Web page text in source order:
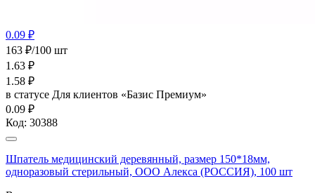
0.09 ₽
163 ₽/100 шт
1.63 ₽
1.58 ₽
в статусе Для клиентов «Базис Премиум»
0.09 ₽
Код: 30388
Шпатель медицинский деревянный, размер 150*18мм,
одноразовый стерильный, ООО Алекса (РОССИЯ), 100 шт